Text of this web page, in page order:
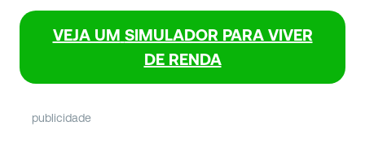
VEJA UM SIMULADOR PARA VIVER
DE RENDA
publicidade